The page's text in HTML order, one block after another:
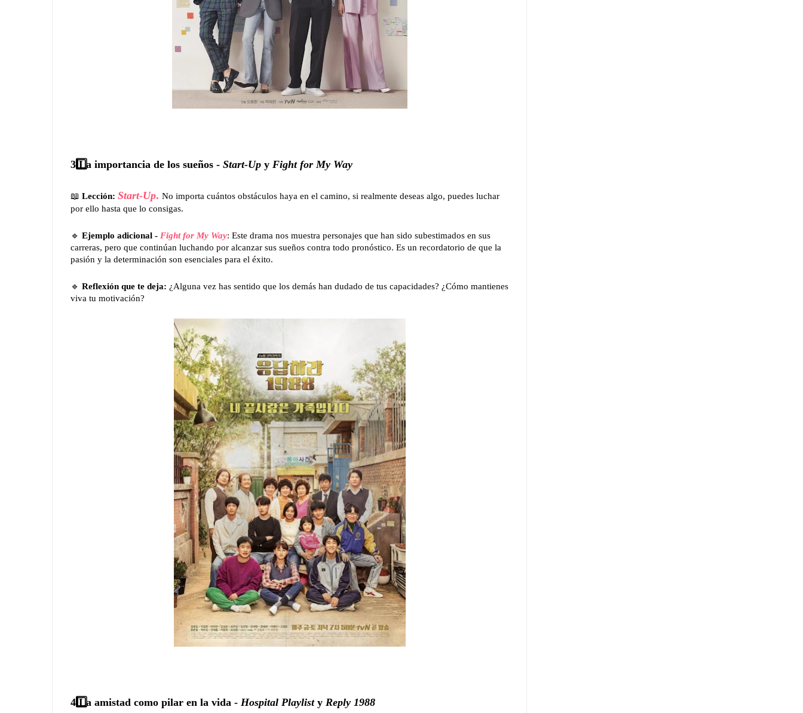
3️La importancia de los sueños - Start-Up y Fight for My Way
📖 Lección: Start-Up. No importa cuántos obstáculos haya en el camino, si realmente deseas algo, puedes luchar
por ello hasta que lo consigas.
🔹 Ejemplo adicional - Fight for My Way: Este drama nos muestra personajes que han sido subestimados en sus
carreras, pero que continúan luchando por alcanzar sus sueños contra todo pronóstico. Es un recordatorio de que la
pasión y la determinación son esenciales para el éxito.
🔹 Reflexión que te deja: ¿Alguna vez has sentido que los demás han dudado de tus capacidades? ¿Cómo mantienes
viva tu motivación?
4️La amistad como pilar en la vida - Hospital Playlisty Reply 1988